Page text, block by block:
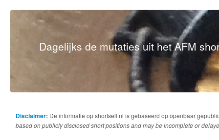
Dagelijks de mutaties uit het AFM
Disclaimer: De informatie op shortsell.nl is gebaseerd op openbaar
based on publicly disclosed short positions and may be incomplete or